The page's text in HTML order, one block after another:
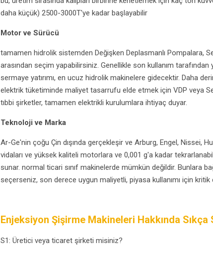
daha küçük) 2500-3000T'ye kadar başlayabilir
Motor ve Sürücü
tamamen hidrolik sistemden Değişken Deplasmanlı Pompalara,
arasından seçim yapabilirsiniz. Genellikle son kullanım
sermaye yatırımı, en ucuz hidrolik makinelere gidecektir. Daha
elektrik tüketiminde maliyet tasarrufu elde etmek için VDP veya
tıbbi şirketler, tamamen elektrikli kurulumlara ihtiyaç duyar.
Teknoloji ve Marka
Ar-Ge'nin çoğu Çin dışında gerçekleşir ve Arburg, Engel, Nissei,
vidaları ve yüksek kaliteli motorlara ve 0,001 g'a kadar
sunar. normal ticari sınıf makinelerde mümkün değildir. Bunlara
seçerseniz, son derece uygun maliyetli, piyasa kullanımı için
Enjeksiyon Şişirme Makineleri Hakkında Sıkça
S1: Üretici veya ticaret şirketi misiniz?